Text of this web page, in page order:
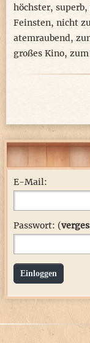
höchster, superb,
Feinsten, nicht
atemraubend,
großes Kino, zum
E-Mail:
Passwort: (
Einloggen